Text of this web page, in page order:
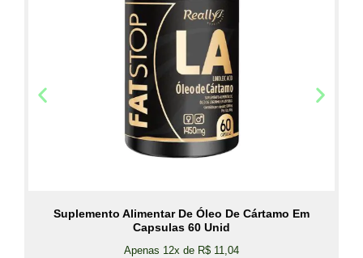
Suplemento Alimentar De Óleo De Cártamo Em
Capsulas 60 Unid
Apenas 12x de R$ 11,04